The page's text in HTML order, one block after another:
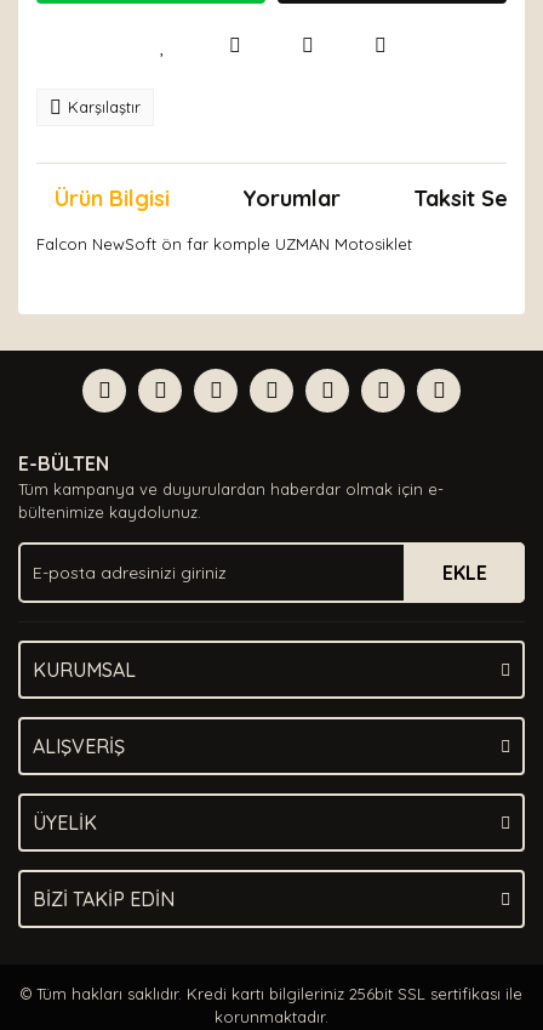
Karşılaştır
Ürün Bilgisi Yorumlar Taksit
Falcon NewSoft ön far komple UZMAN Motosiklet
Yorum Yaz
formunu kullanarak tarafımıza iletebilirsiniz.
Görüş ve önerileriniz için teşekkür ederiz.
Ürün açıklamasında eksik bilgiler bulunuyor.
Ürün bilgilerinde hatalar bulunuyor.
Ürün fiyatı diğer sitelerden daha pahalı.
Bu ürüne benzer farklı alternatifler olmalı.
E-BÜLTEN
Tüm kampanya ve duyurulardan haberdar olmak için e-
bültenimize kaydolunuz.
EKLE
KURUMSAL
ALIŞVERİŞ
ÜYELİK
BİZİ TAKİP EDİN
© Tüm hakları saklıdır. Kredi kartı bilgileriniz 256bit SSL sertifikası ile
korunmaktadır.